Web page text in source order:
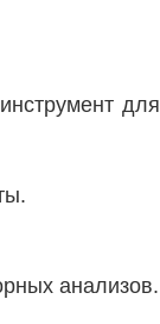
для
анализов.